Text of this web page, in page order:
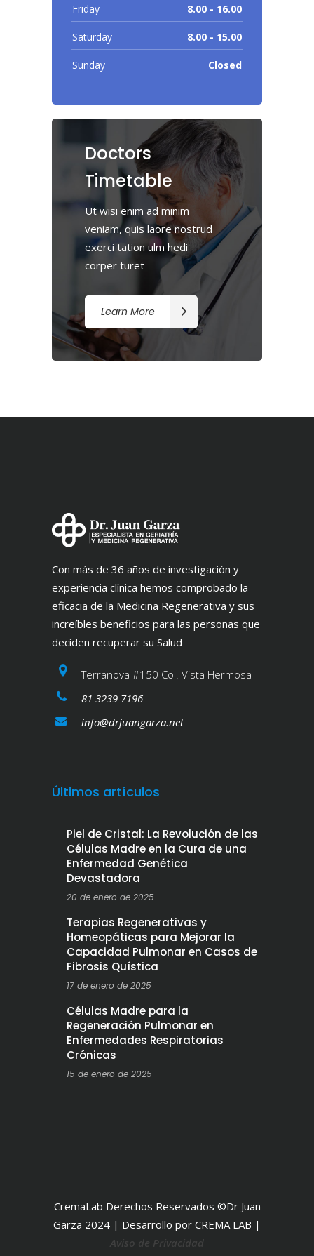
Friday 8.00 - 16.00
Saturday 8.00 - 15.00
Sunday Closed
Doctors
Timetable
Ut wisi enim ad minim
veniam, quis laore nostrud
exerci tation ulm hedi
corper turet
Learn More
Con más de 36 años de investigación y
experiencia clínica hemos comprobado la
eficacia de la Medicina Regenerativa y sus
increíbles beneficios para las personas que
deciden recuperar su Salud
Terranova #150 Col. Vista Hermosa
81 3239 7196
info@drjuangarza.net
Últimos artículos
Piel de Cristal: La Revolución de las
Células Madre en la Cura de una
Enfermedad Genética
Devastadora
20 de enero de 2025
Terapias Regenerativas y
Homeopáticas para Mejorar la
Capacidad Pulmonar en Casos de
Fibrosis Quística
17 de enero de 2025
Células Madre para la
Regeneración Pulmonar en
Enfermedades Respiratorias
Crónicas
15 de enero de 2025
CremaLab Derechos Reservados ©Dr Juan
Garza 2024 | Desarrollo por CREMA LAB |
Aviso de Privacidad